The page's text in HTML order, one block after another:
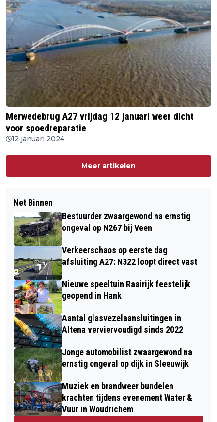
Merwedebrug A27 vrijdag 12 januari weer dicht
voor spoedreparatie
12 januari 2024
Meer artikelen
Net Binnen
Bestuurder zwaargewond na ernstig
ongeval op N267 bij Veen
Verkeerschaos op eerste dag
afsluiting A27: N322 loopt direct vast
Nieuwe speeltuin Raairijk feestelijk
geopend in Hank
Aantal glasvezelaansluitingen in
Altena verviervoudigd sinds 2022
Jonge automobilist zwaargewond na
ernstig ongeval op dijk in Sleeuwijk
Muziek en brandweer bundelen
krachten tijdens evenement Water &
Vuur in Woudrichem